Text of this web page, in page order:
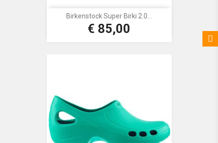
Birkenstock Super Birki 2.0...
Prijs
€ 85,00